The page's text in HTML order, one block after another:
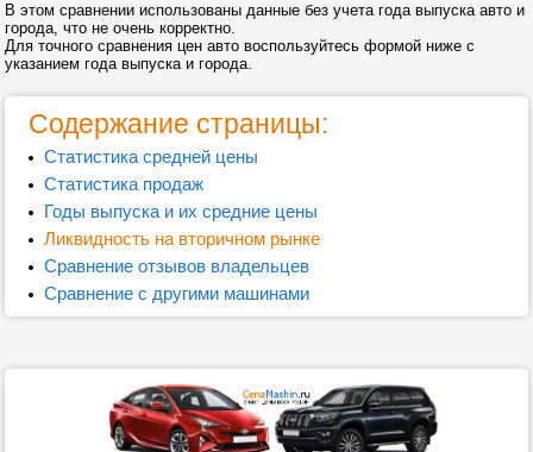
В этом сравнении использованы данные без учета года выпуска авто и
города, что не очень корректно.
Для точного сравнения цен авто воспользуйтесь формой ниже с
указанием года выпуска и города.
Содержание страницы:
Статистика средней цены
Статистика продаж
Годы выпуска и их средние цены
Ликвидность на вторичном рынке
Сравнение отзывов владельцев
Сравнение с другими машинами